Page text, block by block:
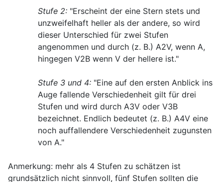
Stufe 2: "Erscheint der eine Stern stets und
unzweifelhaft heller als der andere, so wird
dieser Unterschied für zwei Stufen
angenommen und durch (z. B.) A2V, wenn A,
hingegen V2B wenn V der hellere ist."
Stufe 3 und 4: "Eine auf den ersten Anblick ins
Auge fallende Verschiedenheit gilt für drei
Stufen und wird durch A3V oder V3B
bezeichnet. Endlich bedeutet (z. B.) A4V eine
noch auffallendere Verschiedenheit zugunsten
von A."
Anmerkung: mehr als 4 Stufen zu schätzen ist
grundsätzlich nicht sinnvoll, fünf Stufen sollten die